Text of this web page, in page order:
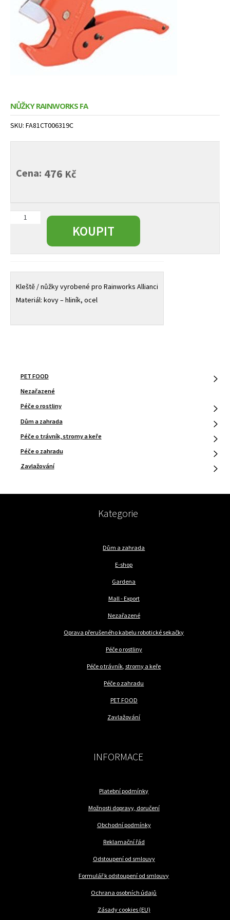
NŮŽKY RAINWORKS FA
SKU: FA81CT006319C
Cena: 476 Kč
Nůžky
KOUPIT
Kleště / nůžky vyrobené pro Rainworks Allianci
Materiál: kovy – hliník, ocel
PET FOOD
Nezařazené
Péče o rostliny
Dům a zahrada
Péče o trávník, stromy a keře
Péče o zahradu
Zavlažování
Kategorie
Dům a zahrada
E-shop
Gardena
Mall - Export
Nezařazené
Oprava přerušeného kabelu robotické sekačky
Péče o rostliny
Péče o trávník, stromy a keře
Péče o zahradu
PET FOOD
Zavlažování
INFORMACE
Platební podmínky
Možnosti dopravy, doručení
Obchodní podmínky
Reklamační řád
Odstoupení od smlouvy
Formulář k odstoupení od smlouvy
Ochrana osobních údajů
Zásady cookies (EU)